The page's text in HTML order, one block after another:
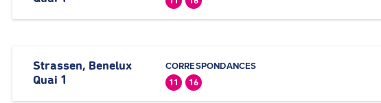
Strassen, Benelux
Quai 1
CORRESPONDANCES
11 16